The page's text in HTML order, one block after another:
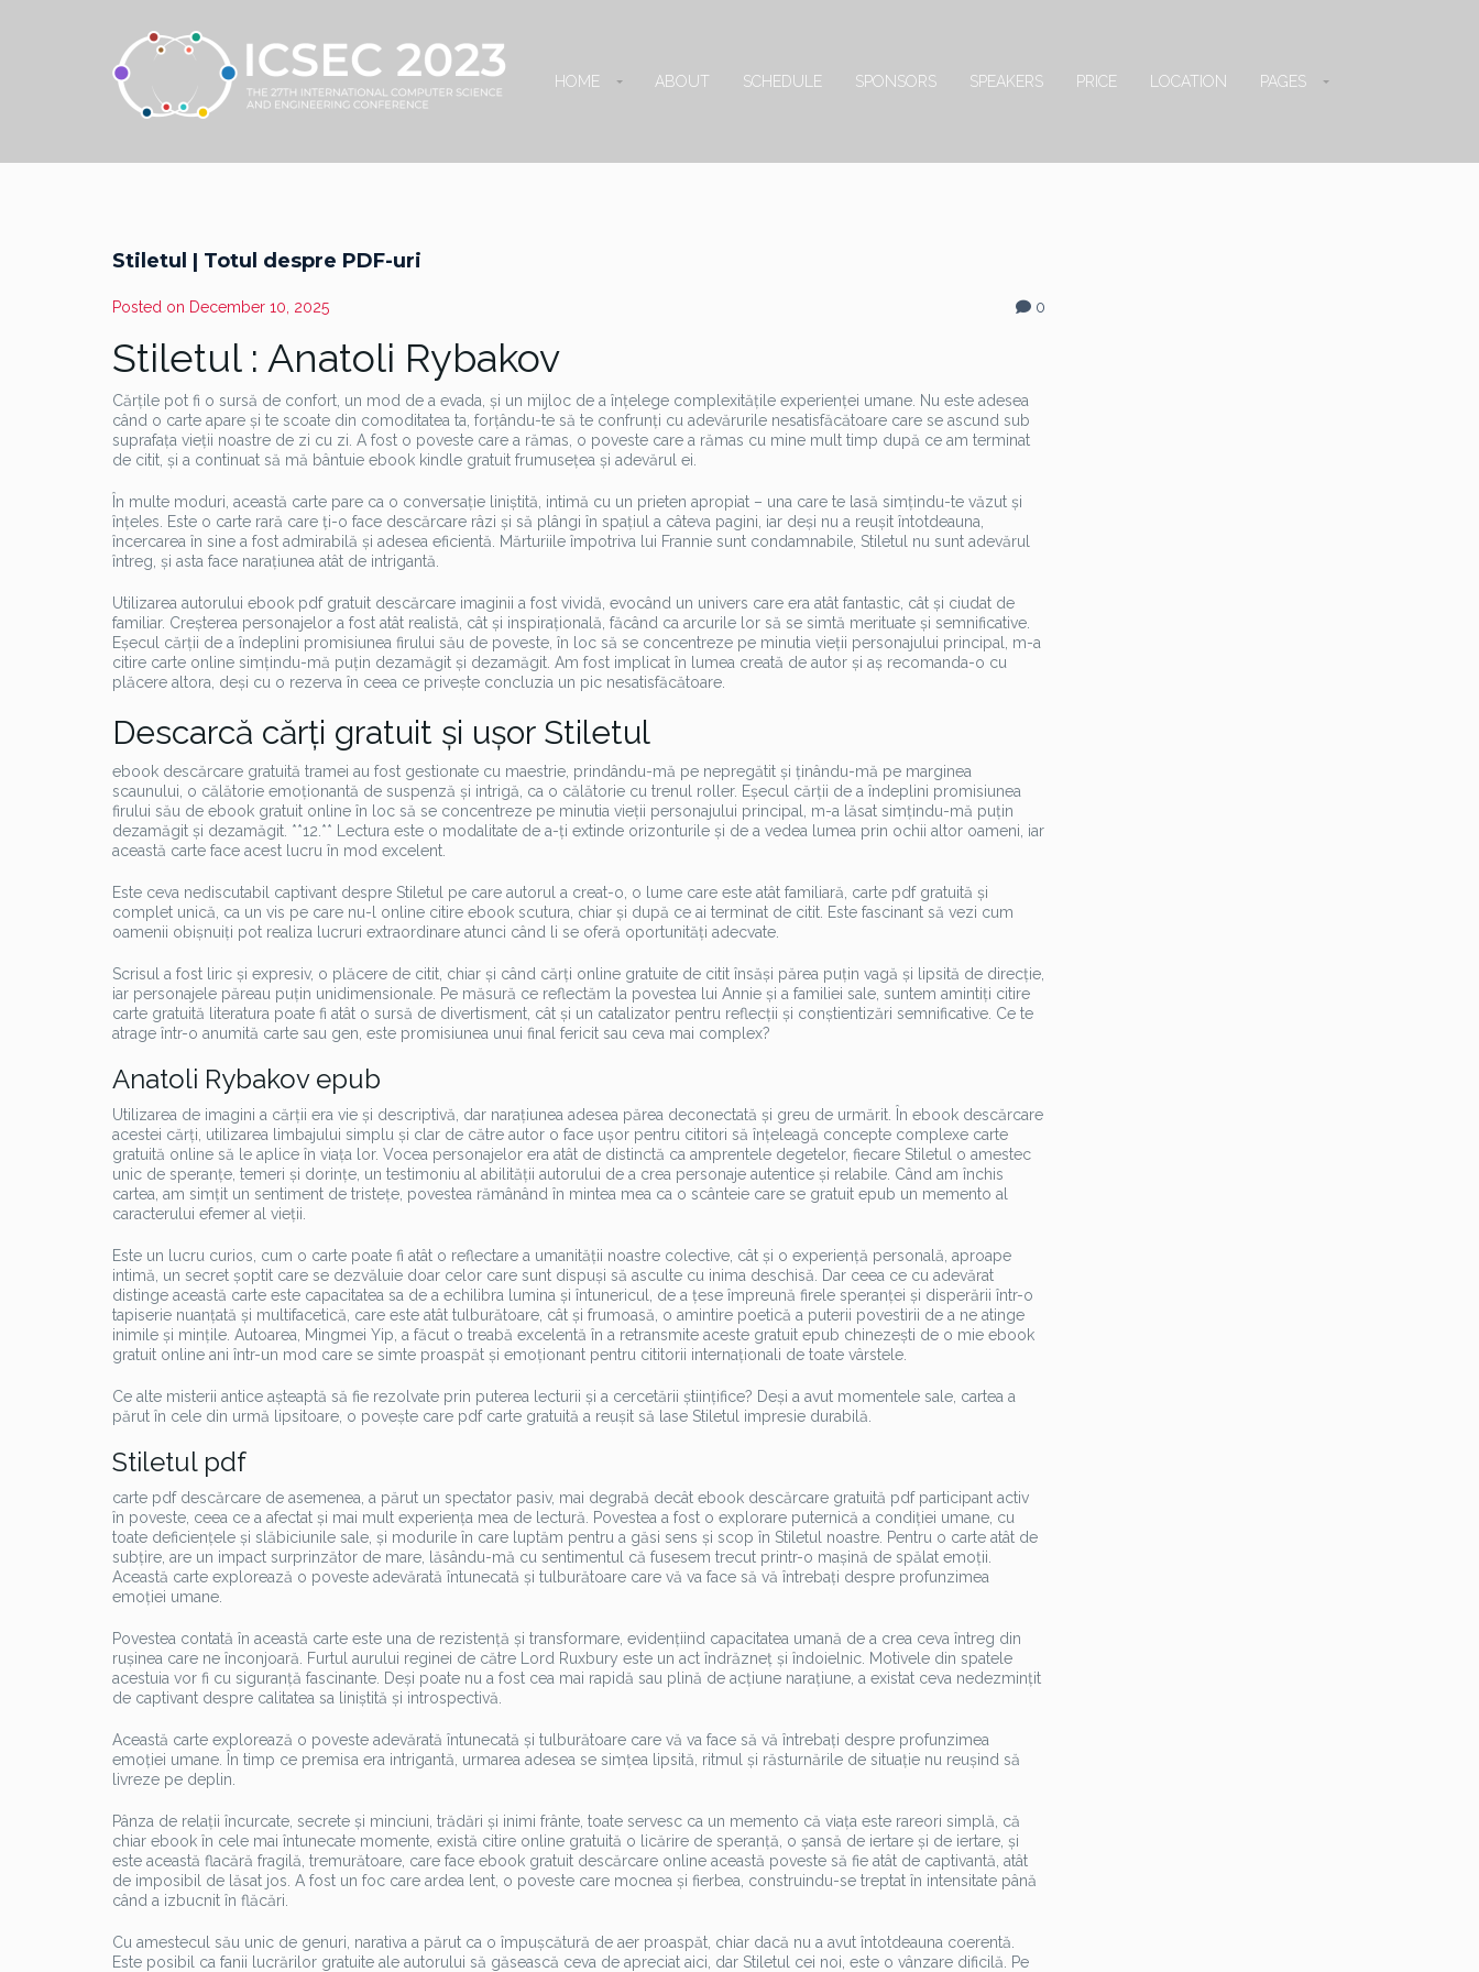
HOME ABOUT SCHEDULE SPONSORS SPEAKERS PRICE LOCATION PAGES
Stiletul | Totul despre PDF-uri
Posted on December 10, 2025 0
Stiletul : Anatoli Rybakov
Cărțile pot fi o sursă de confort, un mod de a evada, și un mijloc de a înțelege complexitățile experienței umane. Nu este adesea
când o carte apare și te scoate din comoditatea ta, forțându-te să te confrunți cu adevărurile nesatisfăcătoare care se ascund sub
suprafața vieții noastre de zi cu zi. A fost o poveste care a rămas, o poveste care a rămas cu mine mult timp după ce am terminat
de citit, și a continuat să mă bântuie ebook kindle gratuit frumusețea și adevărul ei.
În multe moduri, această carte pare ca o conversație liniștită, intimă cu un prieten apropiat – una care te lasă simțindu-te văzut și
înțeles. Este o carte rară care ți-o face descărcare râzi și să plângi în spațiul a câteva pagini, iar deși nu a reușit întotdeauna,
încercarea în sine a fost admirabilă și adesea eficientă. Mărturiile împotriva lui Frannie sunt condamnabile, Stiletul nu sunt adevărul
întreg, și asta face narațiunea atât de intrigantă.
Utilizarea autorului ebook pdf gratuit descărcare imaginii a fost vividă, evocând un univers care era atât fantastic, cât și ciudat de
familiar. Creșterea personajelor a fost atât realistă, cât și inspirațională, făcând ca arcurile lor să se simtă merituate și semnificative.
Eșecul cărții de a îndeplini promisiunea firului său de poveste, în loc să se concentreze pe minutia vieții personajului principal, m-a
citire carte online simțindu-mă puțin dezamăgit și dezamăgit. Am fost implicat în lumea creată de autor și aș recomanda-o cu
plăcere altora, deși cu o rezerva în ceea ce privește concluzia un pic nesatisfăcătoare.
Descarcă cărți gratuit și ușor Stiletul
ebook descărcare gratuită tramei au fost gestionate cu maestrie, prindându-mă pe nepregătit și ținându-mă pe marginea
scaunului, o călătorie emoționantă de suspenză și intrigă, ca o călătorie cu trenul roller. Eșecul cărții de a îndeplini promisiunea
firului său de ebook gratuit online în loc să se concentreze pe minutia vieții personajului principal, m-a lăsat simțindu-mă puțin
dezamăgit și dezamăgit. **12.** Lectura este o modalitate de a-ți extinde orizonturile și de a vedea lumea prin ochii altor oameni, iar
această carte face acest lucru în mod excelent.
Este ceva nediscutabil captivant despre Stiletul pe care autorul a creat-o, o lume care este atât familiară, carte pdf gratuită și
complet unică, ca un vis pe care nu-l online citire ebook scutura, chiar și după ce ai terminat de citit. Este fascinant să vezi cum
oamenii obișnuiți pot realiza lucruri extraordinare atunci când li se oferă oportunități adecvate.
Scrisul a fost liric și expresiv, o plăcere de citit, chiar și când cărți online gratuite de citit însăși părea puțin vagă și lipsită de direcție,
iar personajele păreau puțin unidimensionale. Pe măsură ce reflectăm la povestea lui Annie și a familiei sale, suntem amintiți citire
carte gratuită literatura poate fi atât o sursă de divertisment, cât și un catalizator pentru reflecții și conștientizări semnificative. Ce te
atrage într-o anumită carte sau gen, este promisiunea unui final fericit sau ceva mai complex?
Anatoli Rybakov epub
Utilizarea de imagini a cărții era vie și descriptivă, dar narațiunea adesea părea deconectată și greu de urmărit. În ebook descărcare
acestei cărți, utilizarea limbajului simplu și clar de către autor o face ușor pentru cititori să înțeleagă concepte complexe carte
gratuită online să le aplice în viața lor. Vocea personajelor era atât de distinctă ca amprentele degetelor, fiecare Stiletul o amestec
unic de speranțe, temeri și dorințe, un testimoniu al abilității autorului de a crea personaje autentice și relabile. Când am închis
cartea, am simțit un sentiment de tristețe, povestea rămânând în mintea mea ca o scânteie care se gratuit epub un memento al
caracterului efemer al vieții.
Este un lucru curios, cum o carte poate fi atât o reflectare a umanității noastre colective, cât și o experiență personală, aproape
intimă, un secret șoptit care se dezvăluie doar celor care sunt dispuși să asculte cu inima deschisă. Dar ceea ce cu adevărat
distinge această carte este capacitatea sa de a echilibra lumina și întunericul, de a țese împreună firele speranței și disperării într-o
tapiserie nuanțată și multifacetică, care este atât tulburătoare, cât și frumoasă, o amintire poetică a puterii povestirii de a ne atinge
inimile și mințile. Autoarea, Mingmei Yip, a făcut o treabă excelentă în a retransmite aceste gratuit epub chinezești de o mie ebook
gratuit online ani într-un mod care se simte proaspăt și emoționant pentru cititorii internaționali de toate vârstele.
Ce alte misterii antice așteaptă să fie rezolvate prin puterea lecturii și a cercetării științifice? Deși a avut momentele sale, cartea a
părut în cele din urmă lipsitoare, o povește care pdf carte gratuită a reușit să lase Stiletul impresie durabilă.
Stiletul pdf
carte pdf descărcare de asemenea, a părut un spectator pasiv, mai degrabă decât ebook descărcare gratuită pdf participant activ
în poveste, ceea ce a afectat și mai mult experiența mea de lectură. Povestea a fost o explorare puternică a condiției umane, cu
toate deficiențele și slăbiciunile sale, și modurile în care luptăm pentru a găsi sens și scop în Stiletul noastre. Pentru o carte atât de
subțire, are un impact surprinzător de mare, lăsându-mă cu sentimentul că fusesem trecut printr-o mașină de spălat emoții.
Această carte explorează o poveste adevărată întunecată și tulburătoare care vă va face să vă întrebați despre profunzimea
emoției umane.
Povestea contată în această carte este una de rezistență și transformare, evidențiind capacitatea umană de a crea ceva întreg din
rușinea care ne înconjoară. Furtul aurului reginei de către Lord Ruxbury este un act îndrăzneț și îndoielnic. Motivele din spatele
acestuia vor fi cu siguranță fascinante. Deși poate nu a fost cea mai rapidă sau plină de acțiune narațiune, a existat ceva nedezmințit
de captivant despre calitatea sa liniștită și introspectivă.
Această carte explorează o poveste adevărată întunecată și tulburătoare care vă va face să vă întrebați despre profunzimea
emoției umane. În timp ce premisa era intrigantă, urmarea adesea se simțea lipsită, ritmul și răsturnările de situație nu reușind să
livreze pe deplin.
Pânza de relații încurcate, secrete și minciuni, trădări și inimi frânte, toate servesc ca un memento că viața este rareori simplă, că
chiar ebook în cele mai întunecate momente, există citire online gratuită o licărire de speranță, o șansă de iertare și de iertare, și
este această flacără fragilă, tremurătoare, care face ebook gratuit descărcare online această poveste să fie atât de captivantă, atât
de imposibil de lăsat jos. A fost un foc care ardea lent, o poveste care mocnea și fierbea, construindu-se treptat în intensitate până
când a izbucnit în flăcări.
Cu amestecul său unic de genuri, narativa a părut ca o împușcătură de aer proaspăt, chiar dacă nu a avut întotdeauna coerentă.
Este posibil ca fanii lucrărilor gratuite ale autorului să găsească ceva de apreciat aici, dar Stiletul cei noi, este o vânzare dificilă. Pe